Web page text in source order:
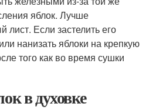
яблок. Лучше
лист. Если застелить его
нанизать яблоки на крепкую
того как во время сушки
в духовке